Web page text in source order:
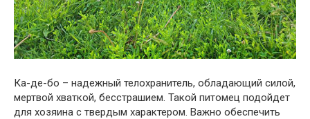
Ка-де-бо – надежный телохранитель, обладающий силой,
мертвой хваткой, бесстрашием. Такой питомец подойдет
для хозяина с твердым характером. Важно обеспечить